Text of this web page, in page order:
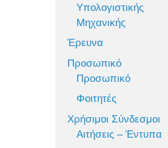
Υπολογιστικής
Μηχανικής
Έρευνα
Προσωπικό
Προσωπικό
Φοιτητές
Χρήσιμοι Σύνδεσμοι
Αιτήσεις – Έντυπα